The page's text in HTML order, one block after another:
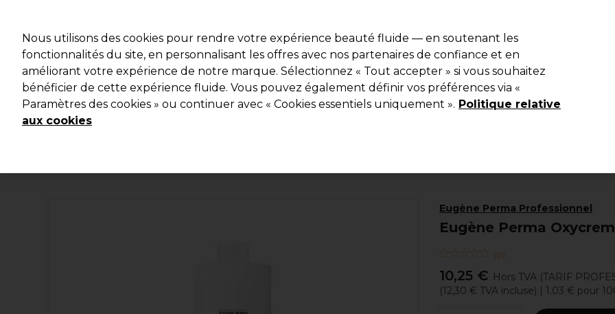
Rechercher
Marques Bons plans Coiffure Electro et Matériel Equipement de salon Beauté Hommes Les
Livraison et délais
Eugène Perma Professionnel
Eugène Perma
(0)
10,25 € Hors TVA (TARIF
(12,30 € TVA incluse) | 1.03 € pour
Nous utilisons des cookies pour rendre votre expérience beauté fluide — en soutenant les
fonctionnalités du site, en personnalisant les offres avec nos partenaires de confiance et en
améliorant votre expérience de notre marque. Sélectionnez « Tout accepter » si vous souhaitez
bénéficier de cette expérience fluide. Vous pouvez également définir vos préférences via «
Paramètres des cookies » ou continuer avec « Cookies essentiels uniquement ». Politique relative
aux cookies